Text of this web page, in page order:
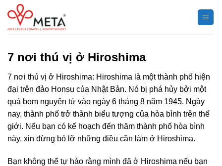
Chuyển
đến
nội
7 nơi thú vị ở Hiroshima
7 nơi thú vị ở Hiroshima: Hiroshima là một thành phố hiện
đại trên đảo Honsu của Nhật Bản. Nó bị phá hủy bởi một
quả bom nguyên tử vào ngày 6 tháng 8 năm 1945. Ngày
nay, thành phố trở thành biểu tượng của hòa bình trên thế
giới. Nếu bạn có kế hoạch đến thăm thành phố hòa bình
này, xin đừng bỏ lỡ những điều cần làm ở Hiroshima.
Bạn không thể tự hào rằng mình đã ở Hiroshima nếu bạn